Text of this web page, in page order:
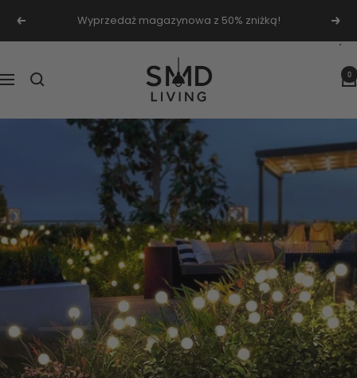
Poprzednie Wyprzedaż magazynowa z 50% zniżką!
Nawigacja
SMD
Living
0